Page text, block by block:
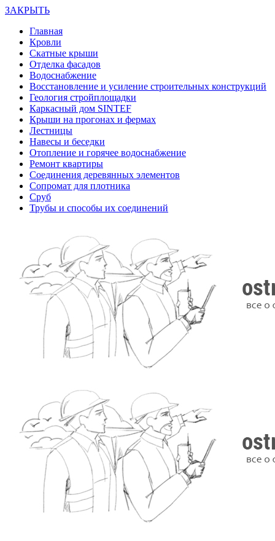
ЗАКРЫТЬ
Главная
Кровли
Скатные крыши
Отделка фасадов
Водоснабжение
Восстановление и усиление строительных конструкций
Геология стройплощадки
Каркасный дом SINTEF
Крыши на прогонах и фермах
Лестницы
Навесы и беседки
Отопление и горячее водоснабжение
Ремонт квартиры
Соединения деревянных элементов
Сопромат для плотника
Сруб
Трубы и способы их соединений